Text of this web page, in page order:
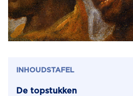
INHOUDSTAFEL
De topstukken